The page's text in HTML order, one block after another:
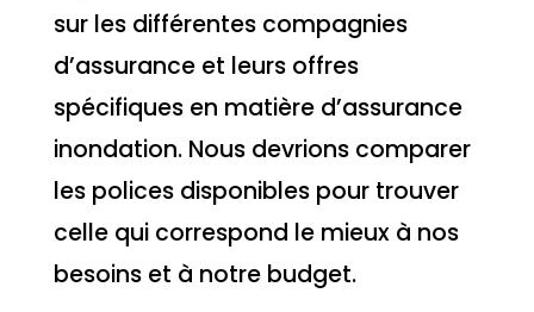
sur les différentes compagnies
d’assurance et leurs offres
spécifiques en matière d’assurance
inondation. Nous devrions comparer
les polices disponibles pour trouver
celle qui correspond le mieux à nos
besoins et à notre budget.